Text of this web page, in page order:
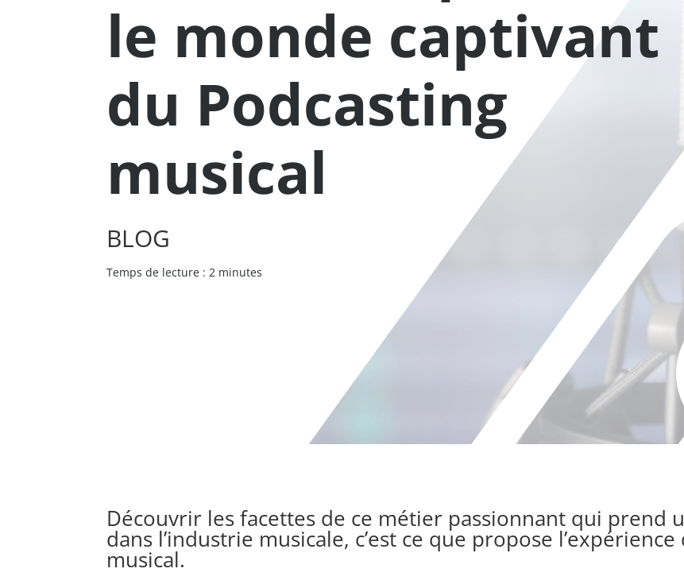
le monde captivant
du Podcasting
musical
BLOG
Temps de lecture : 2 minutes
Découvrir les facettes de ce métier passionnant qui prend
dans l’industrie musicale, c’est ce que propose
musical.